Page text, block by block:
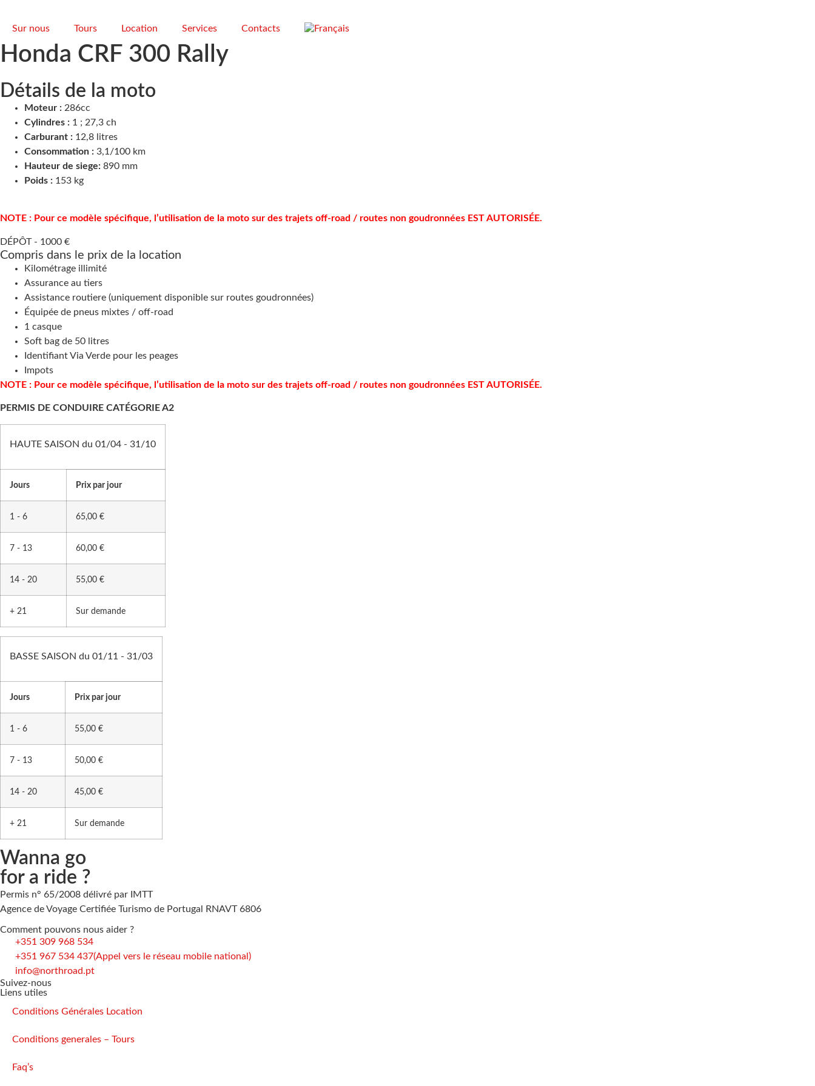
Sur nous Tours Location Services Contacts
Honda CRF 300 Rally
Détails de la moto
Moteur : 286cc
Cylindres : 1 ; 27,3 ch
Carburant : 12,8 litres
Consommation : 3,1/100 km
Hauteur de siege: 890 mm
Poids : 153 kg
NOTE : Pour ce modèle spécifique, l’utilisation de la moto sur des trajets off-road / routes non goudronnées EST AUTORISÉE.
DÉPÔT - 1000 €
Compris dans le prix de la location
Kilométrage illimité
Assurance au tiers
Assistance routiere (uniquement disponible sur routes goudronnées)
Équipée de pneus mixtes / off-road
1 casque
Soft bag de 50 litres
Identifiant Via Verde pour les peages
Impots
NOTE : Pour ce modèle spécifique, l’utilisation de la moto sur des trajets off-road / routes non goudronnées EST AUTORISÉE.
PERMIS DE CONDUIRE CATÉGORIE A2
HAUTE SAISON du 01/04 - 31/10
Jours Prix par jour
1 - 6 65,00 €
7 - 13 60,00 €
14 - 20 55,00 €
+ 21 Sur demande
BASSE SAISON du 01/11 - 31/03
Jours Prix par jour
1 - 6 55,00 €
7 - 13 50,00 €
14 - 20 45,00 €
+ 21 Sur demande
Wanna go
for a ride ?
Permis n° 65/2008 délivré par IMTT
Agence de Voyage Certifiée Turismo de Portugal RNAVT 6806
Comment pouvons nous aider ?
+351 309 968 534
+351 967 534 437(Appel vers le réseau mobile national)
info@northroad.pt
Suivez-nous
Liens utiles
Conditions Générales Location
Conditions generales – Tours
Faq’s